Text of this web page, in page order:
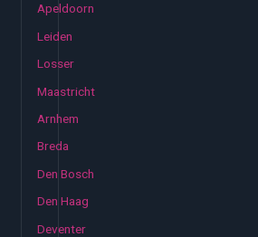
Apeldoorn
Leiden
Losser
Maastricht
Arnhem
Breda
Den Bosch
Den Haag
Deventer